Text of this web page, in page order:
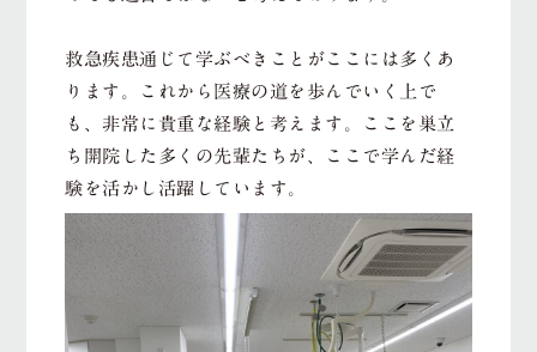
救急疾患通じて学ぶべきことがここには多くあ
ります。これから医療の道を歩んでいく上で
も、非常に貴重な経験と考えます。ここを巣立
ち開院した多くの先輩たちが、ここで学んだ経
験を活かし活躍しています。